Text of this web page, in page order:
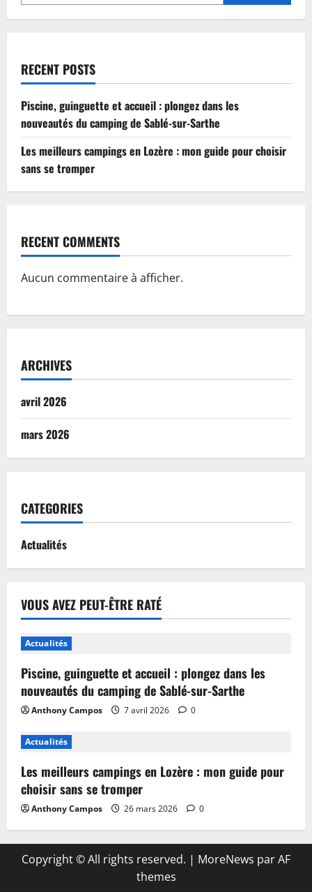
choisir
sans
RECENT POSTS
Piscine, guinguette et accueil : plongez dans les
nouveautés du camping de Sablé-sur-Sarthe
Les meilleurs campings en Lozère : mon guide pour choisir
sans se tromper
RECENT COMMENTS
Aucun commentaire à afficher.
ARCHIVES
avril 2026
mars 2026
CATEGORIES
Actualités
VOUS AVEZ PEUT-ÊTRE RATÉ
Actualités
Piscine, guinguette et accueil : plongez dans les
nouveautés du camping de Sablé-sur-Sarthe
Anthony Campos 7 avril 2026 0
Actualités
Les meilleurs campings en Lozère : mon guide pour
choisir sans se tromper
Anthony Campos 26 mars 2026 0
Copyright © All rights reserved. | MoreNews par AF
themes